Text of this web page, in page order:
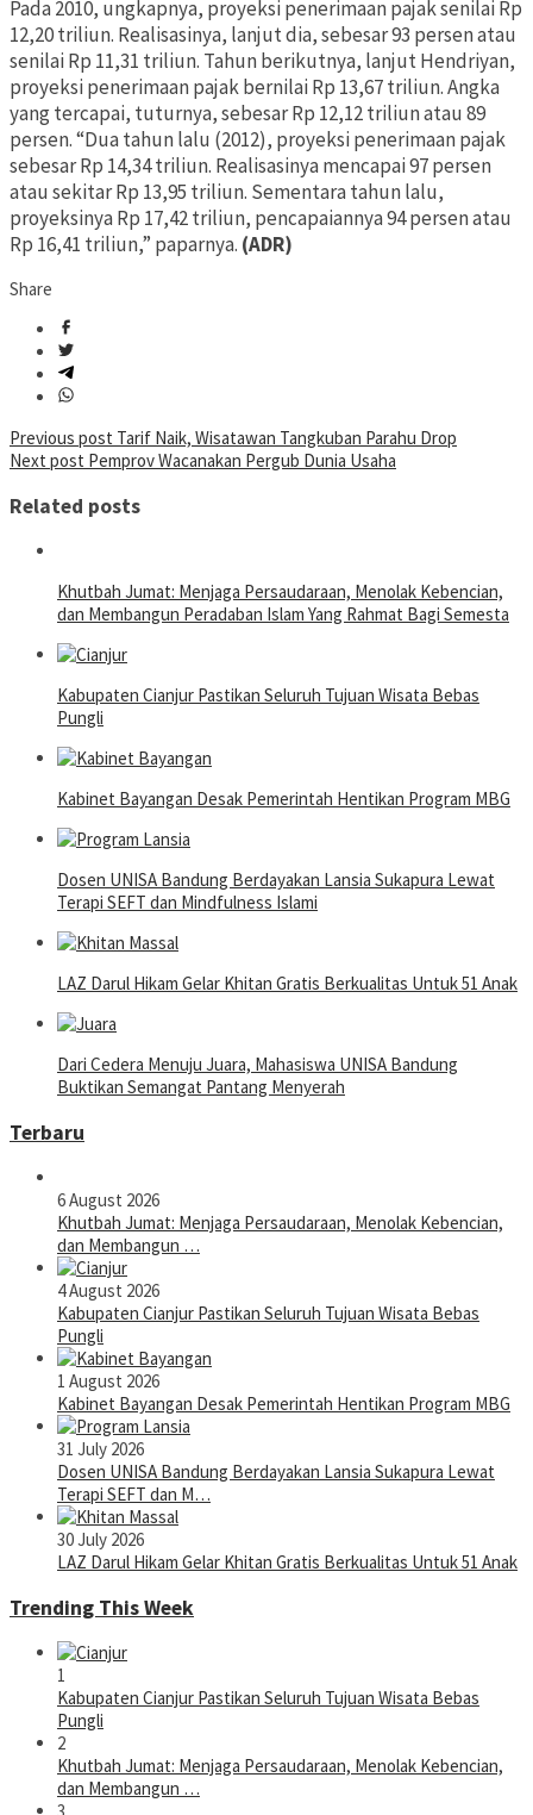
Pada 2010, ungkapnya, proyeksi penerimaan pajak senilai Rp
12,20 triliun. Realisasinya, lanjut dia, sebesar 93 persen atau
senilai Rp 11,31 triliun. Tahun berikutnya, lanjut Hendriyan,
proyeksi penerimaan pajak bernilai Rp 13,67 triliun. Angka
yang tercapai, tuturnya, sebesar Rp 12,12 triliun atau 89
persen. “Dua tahun lalu (2012), proyeksi penerimaan pajak
sebesar Rp 14,34 triliun. Realisasinya mencapai 97 persen
atau sekitar Rp 13,95 triliun. Sementara tahun lalu,
proyeksinya Rp 17,42 triliun, pencapaiannya 94 persen atau
Rp 16,41 triliun,” paparnya. (ADR)
Share
Post
navigation
Previous post Tarif Naik, Wisatawan Tangkuban Parahu Drop
Next post Pemprov Wacanakan Pergub Dunia Usaha
Related posts
Khutbah Jumat: Menjaga Persaudaraan, Menolak Kebencian,
dan Membangun Peradaban Islam Yang Rahmat Bagi Semesta
Kabupaten Cianjur Pastikan Seluruh Tujuan Wisata Bebas
Pungli
Kabinet Bayangan Desak Pemerintah Hentikan Program MBG
Dosen UNISA Bandung Berdayakan Lansia Sukapura Lewat
Terapi SEFT dan Mindfulness Islami
LAZ Darul Hikam Gelar Khitan Gratis Berkualitas Untuk 51 Anak
Dari Cedera Menuju Juara, Mahasiswa UNISA Bandung
Buktikan Semangat Pantang Menyerah
Terbaru
6 August 2026
Khutbah Jumat: Menjaga Persaudaraan, Menolak Kebencian,
dan Membangun …
4 August 2026
Kabupaten Cianjur Pastikan Seluruh Tujuan Wisata Bebas
Pungli
1 August 2026
Kabinet Bayangan Desak Pemerintah Hentikan Program MBG
31 July 2026
Dosen UNISA Bandung Berdayakan Lansia Sukapura Lewat
Terapi SEFT dan M…
30 July 2026
LAZ Darul Hikam Gelar Khitan Gratis Berkualitas Untuk 51 Anak
Trending This Week
1
Kabupaten Cianjur Pastikan Seluruh Tujuan Wisata Bebas
Pungli
2
Khutbah Jumat: Menjaga Persaudaraan, Menolak Kebencian,
dan Membangun …